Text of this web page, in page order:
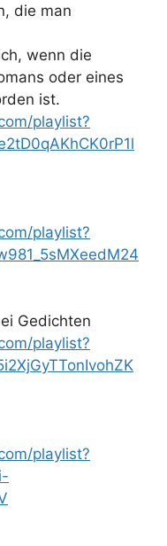
die man
wenn die
oder eines
ist.
playlist?
playlist?
Gedichten
playlist?
playlist?